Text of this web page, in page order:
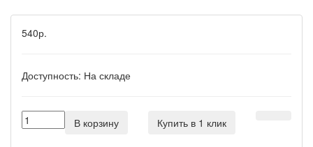
540р.
Доступность: На складе
В корзину Купить в 1 клик